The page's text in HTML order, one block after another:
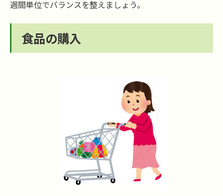
週間単位でバランスを整えましょう。
食品の購入